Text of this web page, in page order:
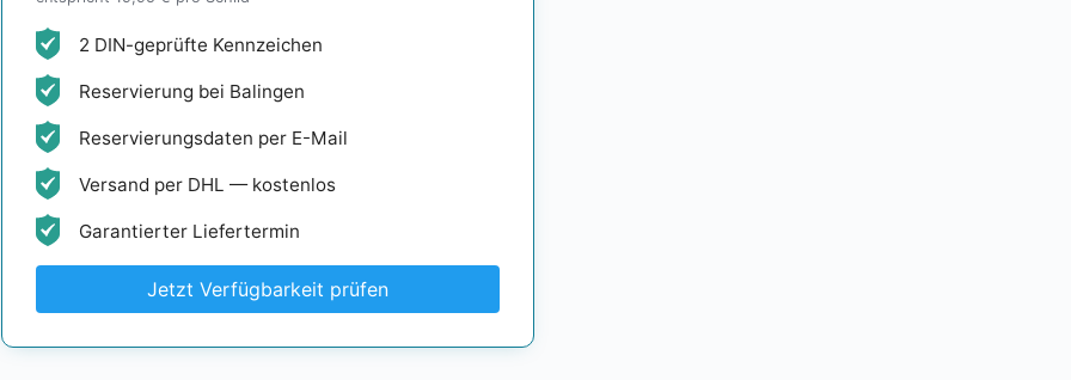
2 DIN-geprüfte Kennzeichen
Reservierung bei Balingen
Reservierungsdaten per E-Mail
Versand per DHL — kostenlos
Garantierter Liefertermin
Jetzt Verfügbarkeit prüfen